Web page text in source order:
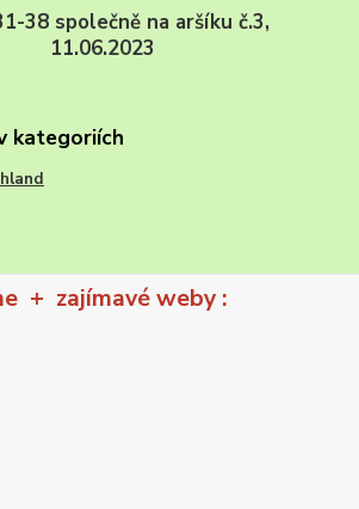
38 společně na aršíku č.3,
kategoriích
+ zajímavé weby :